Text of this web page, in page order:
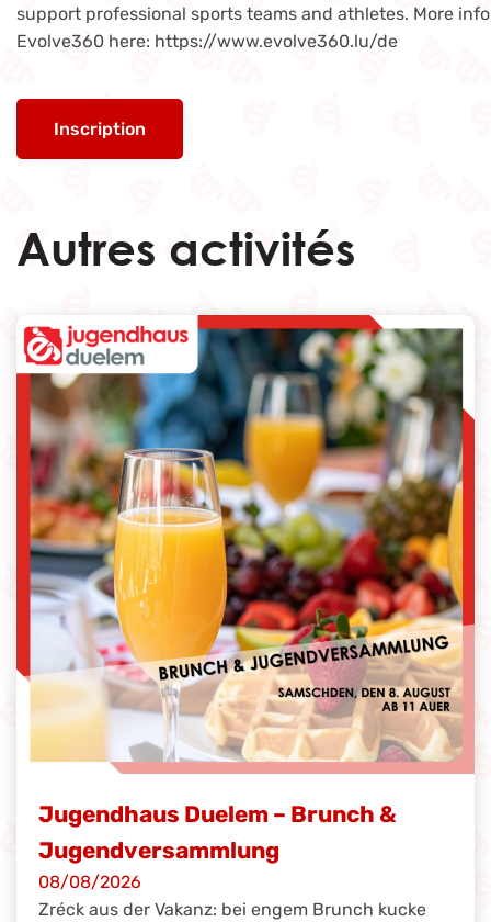
support professional sports teams and athletes. More
Evolve360 here: https://www.evolve360.lu/de
Inscription
Autres activités
Jugendhaus Duelem – Brunch &
Jugendversammlung
08/08/2026
Zréck aus der Vakanz: bei engem Brunch kucke